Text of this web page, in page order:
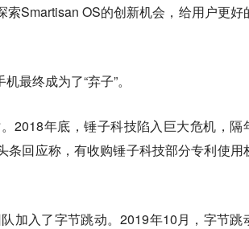
Smartisan OS的创新机会，给用户更好
最终成为了“弃子”。
2018年底，锤子科技陷入巨大危机，隔
回应称，有收购锤子科技部分专利使用
加入了字节跳动。2019年10月，字节跳